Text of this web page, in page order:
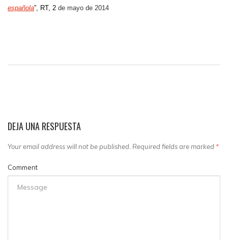
española”, RT, 2 de mayo de 2014
DEJA UNA RESPUESTA
Your email address will not be published. Required fields are marked *
Comment